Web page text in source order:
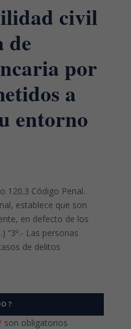
civil
de
por
a
entorno
120.3 Código Penal.
establece que son
en defecto de los
“3º.- Las personas
de delitos
son obligatorios